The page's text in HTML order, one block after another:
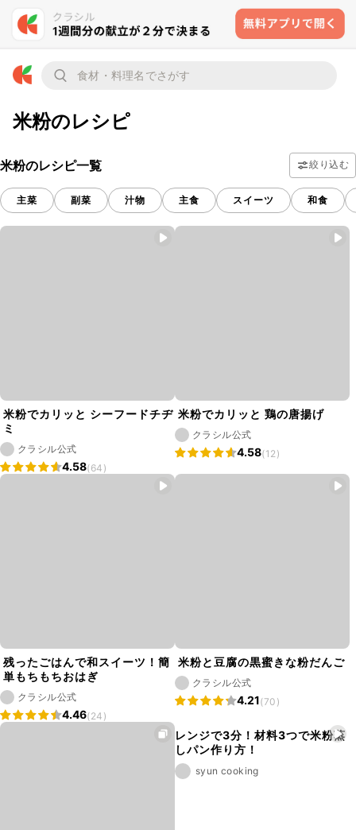
米粉のレシピ
米粉のレシピ一覧 絞り込む
主菜 副菜 汁物 主食 スイーツ 和食
米粉でカリッと シーフードチヂ
ミ
クラシル公式
4.58(64)
米粉でカリッと 鶏の唐揚げ
クラシル公式
4.58(12)
残ったごはんで和スイーツ！簡
単もちもちおはぎ
クラシル公式
4.46(24)
米粉と豆腐の黒蜜きな粉だんご
クラシル公式
4.21(70)
レンジで3分！材料3つで米粉蒸
しパン作り方！
syun cooking